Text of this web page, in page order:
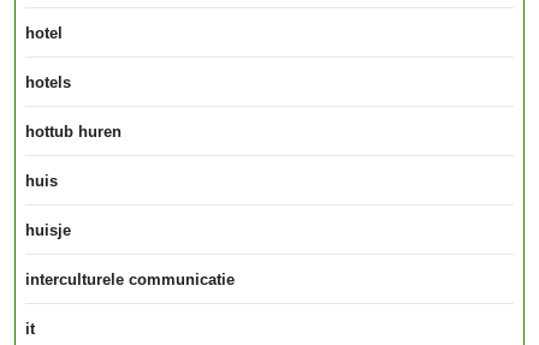
hotel
hotels
hottub huren
huis
huisje
interculturele communicatie
it